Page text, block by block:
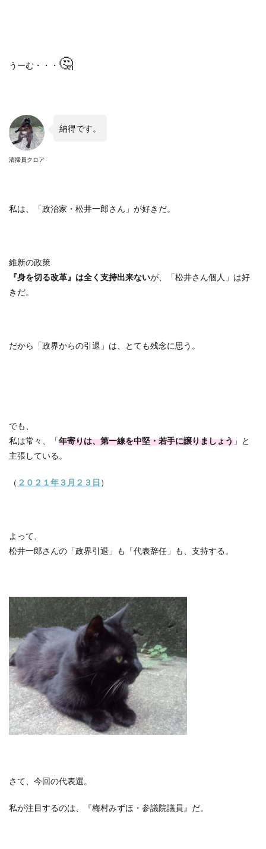
うーむ・・・ 🤔
清掃員クロア
納得です。
私は、「政治家・松井一郎さん」が好きだ。
維新の政策
『身を切る改革』は全く支持出来ないが、「松井さん個人」は好
きだ。
だから「政界からの引退」は、とても残念に思う。
でも、
私は常々、「年寄りは、第一線を中堅・若手に譲りましょう 」と
主張している。
（ ２０２１年３月２３日 ）
よって、
松井一郎さんの「政界引退」も「代表辞任」も、支持する。
さて、今回の代表選。
私が注目するのは、『梅村みずほ・参議院議員』だ。